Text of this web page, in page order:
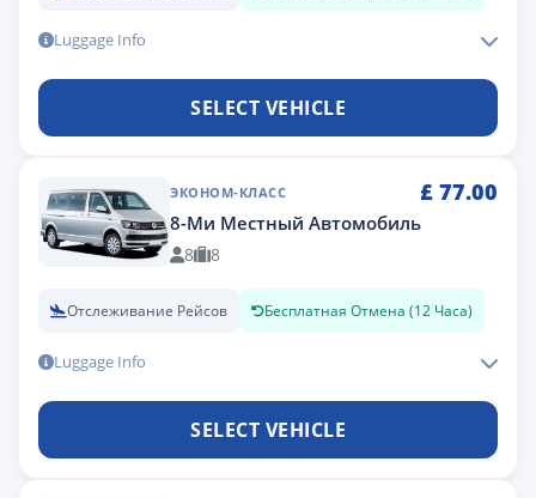
Luggage Info
SELECT VEHICLE
ЭКОНОМ-КЛАСС £ 77.00
8-Ми Местный Автомобиль
8 8
Отслеживание Рейсов Бесплатная Отмена (12 Часа)
Luggage Info
SELECT VEHICLE